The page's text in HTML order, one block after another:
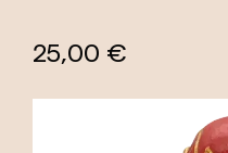
25,00 €